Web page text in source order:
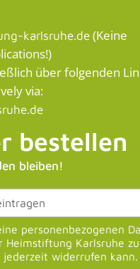
karlsruhe.de(Keine
über folgenden
via:
bestellen
bleiben!
personenbezogenen
Heimstiftung Karlsruhe
widerrufen kann.